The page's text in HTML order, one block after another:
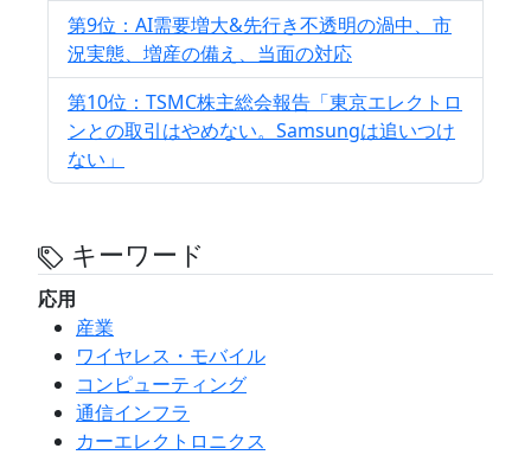
第9位：AI需要増大&先行き不透明の渦中、市
況実態、増産の備え、当面の対応
第10位：TSMC株主総会報告「東京エレクトロ
ンとの取引はやめない。Samsungは追いつけ
ない」
キーワード
応用
産業
ワイヤレス・モバイル
コンピューティング
通信インフラ
カーエレクトロニクス